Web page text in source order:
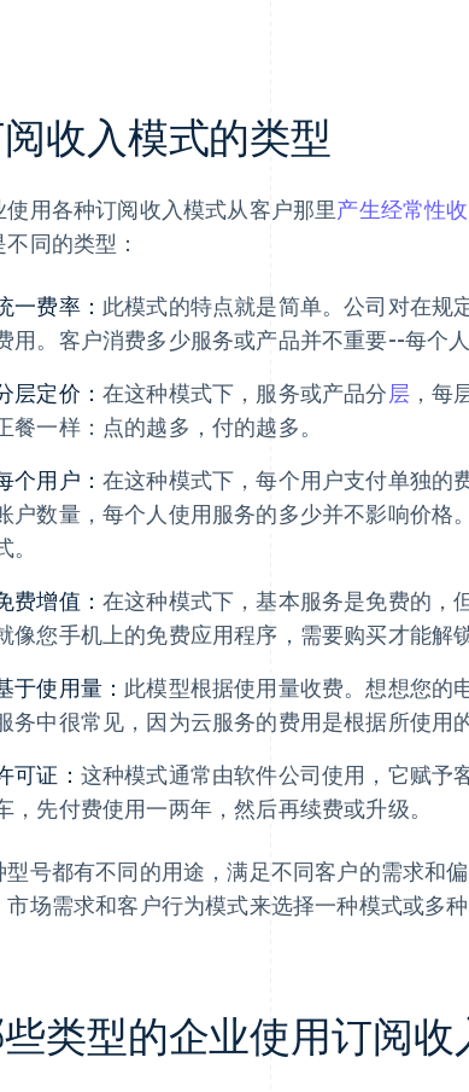
收入模式的类型
使用各种订阅收入模式从客户那里产生经常性
同的类型：
一费率： 此模式的特点就是简单。公司对在规
用。客户消费多少服务或产品并不重要--每个
层定价： 在这种模式下，服务或产品分层，每
餐一样：点的越多，付的越多。
个用户： 在这种模式下，每个用户支付单独的
户数量，每个人使用服务的多少并不影响价格
。
费增值： 在这种模式下，基本服务是免费的，
像您手机上的免费应用程序，需要购买才能解
于使用量： 此模型根据使用量收费。想想您的
务中很常见，因为云服务的费用是根据所使用
可证： 这种模式通常由软件公司使用，它赋予
，先付费使用一两年，然后再续费或升级。
型号都有不同的用途，满足不同客户的需求和
市场需求和客户行为模式来选择一种模式或多种
类型的企业使用订阅收